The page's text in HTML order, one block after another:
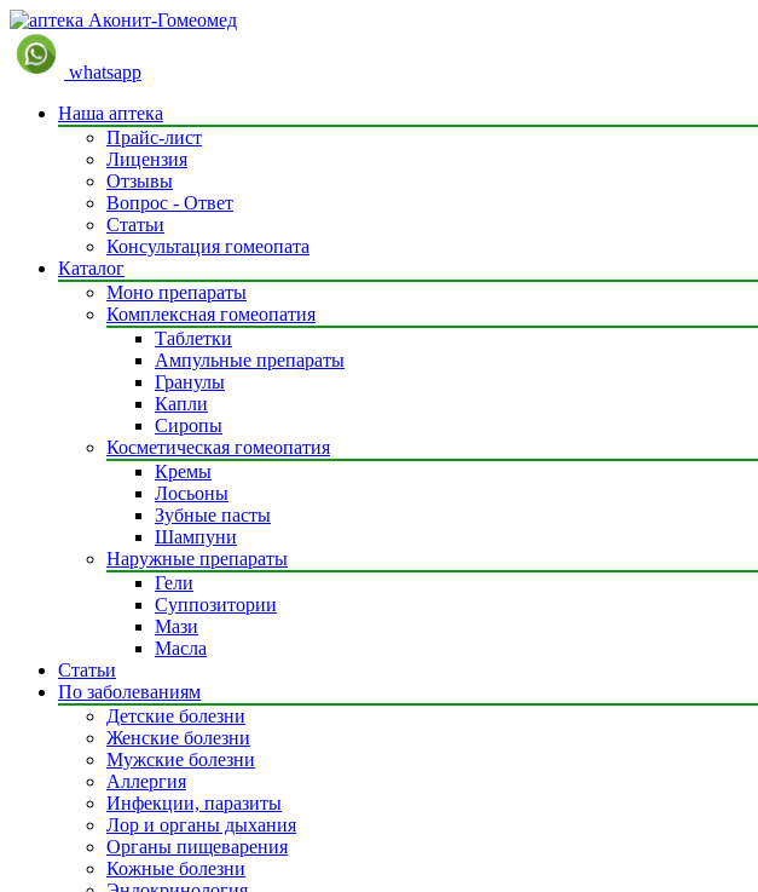
whatsapp
Наша аптека
Прайс-лист
Лицензия
Отзывы
Вопрос - Ответ
Статьи
Консультация гомеопата
Каталог
Моно препараты
Комплексная гомеопатия
Таблетки
Ампульные препараты
Гранулы
Капли
Сиропы
Косметическая гомеопатия
Кремы
Лосьоны
Зубные пасты
Шампуни
Наружные препараты
Гели
Суппозитории
Мази
Масла
Статьи
По заболеваниям
Детские болезни
Женские болезни
Мужские болезни
Аллергия
Инфекции, паразиты
Лор и органы дыхания
Органы пищеварения
Кожные болезни